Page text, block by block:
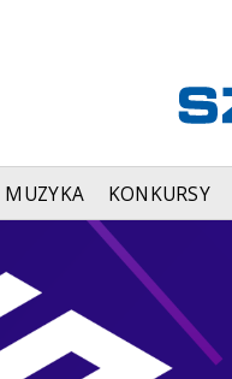
MUZYKA KONKURSY